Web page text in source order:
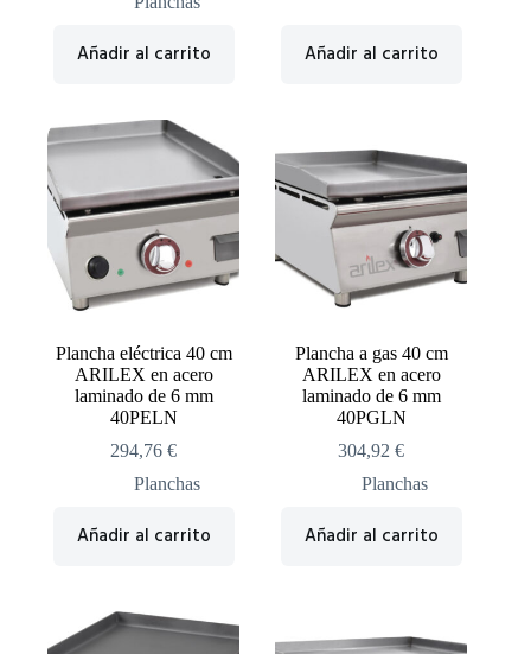
Añadir al carrito Añadir al carrito
Plancha eléctrica 40 cm
ARILEX en acero
laminado de 6 mm
40PELN
294,76€
Planchas
Añadir al carrito
Plancha a gas 40 cm
ARILEX en acero
laminado de 6 mm
40PGLN
304,92€
Planchas
Añadir al carrito